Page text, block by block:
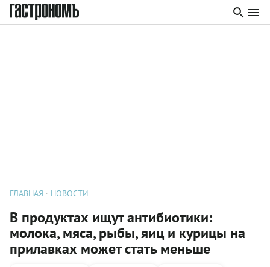
ГЛАВНАЯ НОВОСТИ
В продуктах ищут антибиотики:
молока, мяса, рыбы, яиц и курицы на
прилавках может стать меньше